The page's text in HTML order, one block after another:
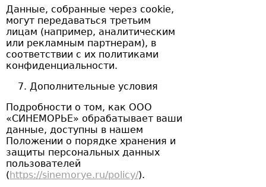
Данные, собранные через cookie,
могут передаваться третьим
лицам (например, аналитическим
или рекламным партнерам), в
соответствии с их политиками
конфиденциальности.
Дополнительные условия
Подробности о том, как ООО
«СИНЕМОРЬЕ» обрабатывает ваши
данные, доступны в нашем
Положении о порядке хранения и
защиты персональных данных
пользователей
(https://sinemorye.ru/policy/).